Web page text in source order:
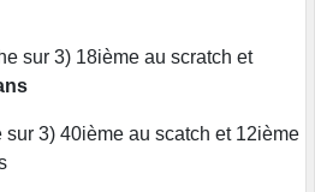
sur 3) 18ième au scratch et
sur 3) 40ième au scatch et 12ième